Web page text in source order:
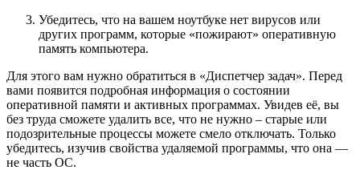
Убедитесь, что на вашем ноутбуке нет вирусов или
других программ, которые «пожирают» оперативную
память компьютера.
Для этого вам нужно обратиться в «Диспетчер задач». Перед
вами появится подробная информация о состоянии
оперативной памяти и активных программах. Увидев её, вы
без труда сможете удалить все, что не нужно – старые или
подозрительные процессы можете смело отключать. Только
убедитесь, изучив свойства удаляемой программы, что она —
не часть ОС.